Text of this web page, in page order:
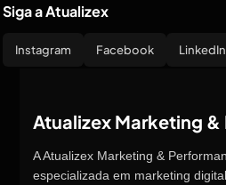
Siga a Atualizex
Instagram Facebook LinkedIn
Atualizex Marketing
A Atualizex Marketing &
especializada em marketing